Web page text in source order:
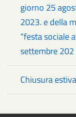
giorno 25
2023. e della
“festa sociale
settembre 202
Chiusura